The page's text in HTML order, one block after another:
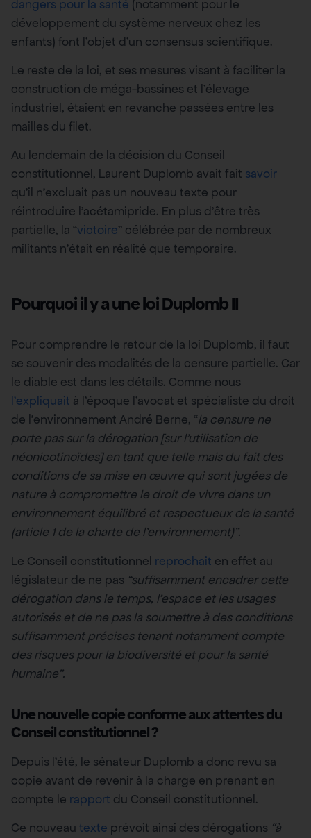
dangers pour la santé (notamment pour le
développement du système nerveux chez les
enfants) font l’objet d’un consensus scientifique.
Le reste de la loi, et ses mesures visant à faciliter la
construction de méga-bassines et l’élevage
industriel, étaient en revanche passées entre les
mailles du filet.
Au lendemain de la décision du Conseil
constitutionnel, Laurent Duplomb avait fait savoir
qu’il n’excluait pas un nouveau texte pour
réintroduire l’acétamipride. En plus d’être très
partielle, la “victoire” célébrée par de nombreux
militants n’était en réalité que temporaire.
Pourquoi il y a une loi Duplomb II
Pour comprendre le retour de la loi Duplomb, il faut
se souvenir des modalités de la censure partielle. Car
le diable est dans les détails. Comme nous
l’expliquait à l’époque l’avocat et spécialiste du droit
de l’environnement André Berne, “la censure ne
porte pas sur la dérogation [sur l’utilisation de
néonicotinoïdes] en tant que telle mais du fait des
conditions de sa mise en œuvre qui sont jugées de
nature à compromettre le droit de vivre dans un
environnement équilibré et respectueux de la santé
(article 1 de la charte de l’environnement)”.
Le Conseil constitutionnel reprochait en effet au
législateur de ne pas “suffisamment encadrer cette
dérogation dans le temps, l’espace et les usages
autorisés et de ne pas la soumettre à des conditions
suffisamment précises tenant notamment compte
des risques pour la biodiversité et pour la santé
humaine”.
Une nouvelle copie conforme aux attentes du
Conseil constitutionnel ?
Depuis l’été, le sénateur Duplomb a donc revu sa
copie avant de revenir à la charge en prenant en
compte le rapport du Conseil constitutionnel.
Ce nouveau texte prévoit ainsi des dérogations “à